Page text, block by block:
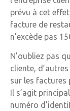
prévu à cet
facture de
n’excède pas
N’oubliez pas
cliente,
sur les factures
Il s’agit
numéro